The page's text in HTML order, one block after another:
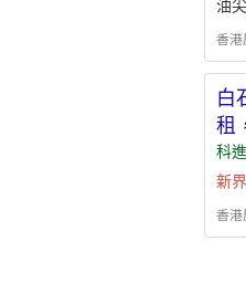
油
香港
白
租
科
新界
香港